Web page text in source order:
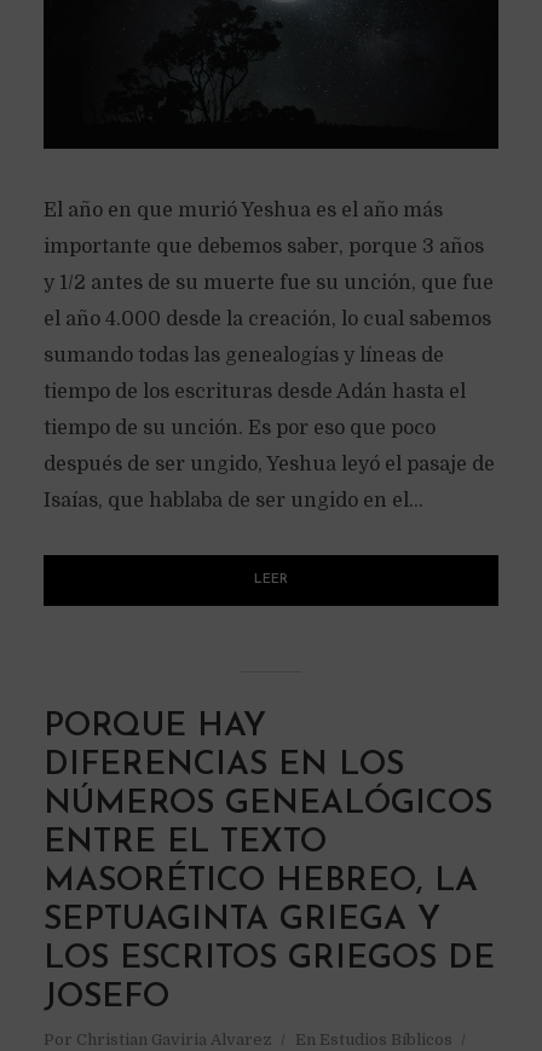
El año en que murió Yeshua es el año más
importante que debemos saber, porque 3 años
y 1/2 antes de su muerte fue su unción, que fue
el año 4.000 desde la creación, lo cual sabemos
sumando todas las genealogías y líneas de
tiempo de los escrituras desde Adán hasta el
tiempo de su unción. Es por eso que poco
después de ser ungido, Yeshua leyó el pasaje de
Isaías, que hablaba de ser ungido en el...
LEER
PORQUE HAY
DIFERENCIAS EN LOS
NÚMEROS GENEALÓGICOS
ENTRE EL TEXTO
MASORÉTICO HEBREO, LA
SEPTUAGINTA GRIEGA Y
LOS ESCRITOS GRIEGOS DE
JOSEFO
Por Christian Gaviria Alvarez En Estudios Bíblicos